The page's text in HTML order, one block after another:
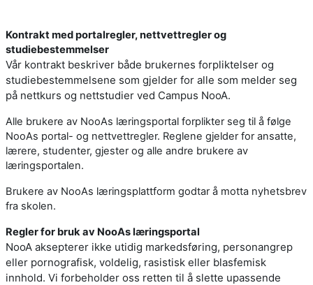
Kontrakt med portalregler, nettvettregler og
studiebestemmelser
Vår kontrakt beskriver både brukernes forpliktelser og
studiebestemmelsene som gjelder for alle som melder seg
på nettkurs og nettstudier ved Campus NooA.
Alle brukere av NooAs læringsportal forplikter seg til å følge
NooAs portal- og nettvettregler. Reglene gjelder for ansatte,
lærere, studenter, gjester og alle andre brukere av
læringsportalen.
Brukere av NooAs læringsplattform godtar å motta nyhetsbrev
fra skolen.
Regler for bruk av NooAs læringsportal
NooA aksepterer ikke utidig markedsføring, personangrep
eller pornografisk, voldelig, rasistisk eller blasfemisk
innhold. Vi forbeholder oss retten til å slette upassende